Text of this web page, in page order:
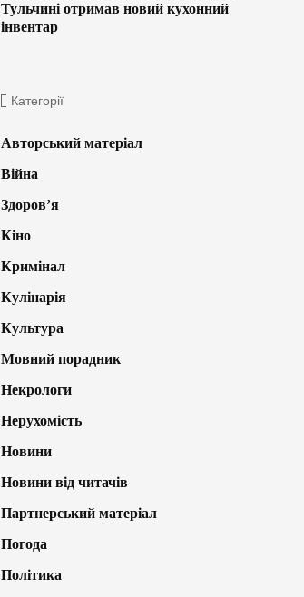
Тульчині отримав новий кухонний
інвентар
Категорії
Авторський матеріал
Війна
Здоров’я
Кіно
Кримінал
Кулінарія
Культура
Мовний порадник
Некрологи
Нерухомість
Новини
Новини від читачів
Партнерський матеріал
Погода
Політика